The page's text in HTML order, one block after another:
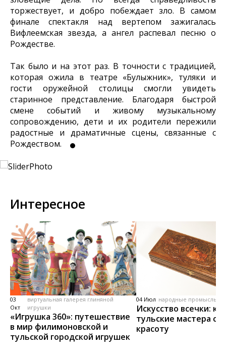
торжествует, и добро побеждает зло. В самом
финале спектакля над вертепом зажигалась
Вифлеемская звезда, а ангел распевал песню о
Рождестве.
Так было и на этот раз. В точности с традицией,
которая ожила в театре «Булыжник», туляки и
гости оружейной столицы смогли увидеть
старинное представление. Благодаря быстрой
смене событий и живому музыкальному
сопровождению, дети и их родители пережили
радостные и драматичные сцены, связанные с
Рождеством.
Интересное
03
Окт
виртуальная галерея глиняной
игрушки
«Игрушка 360»: путешествие
в мир филимоновской и
тульской городской игрушек
04 Июл народные промыслы,
Искусство всечки: как
тульские мастера
красоту